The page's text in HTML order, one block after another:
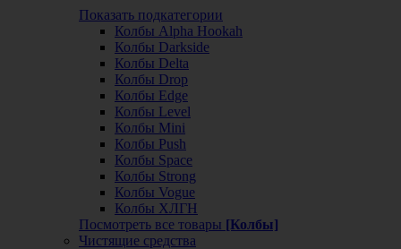
Показать подкатегории
Колбы Alpha Hookah
Колбы Darkside
Колбы Delta
Колбы Drop
Колбы Edge
Колбы Level
Колбы Mini
Колбы Push
Колбы Space
Колбы Strong
Колбы Vogue
Колбы ХЛГН
Посмотреть все товары [Колбы]
Чистящие средства